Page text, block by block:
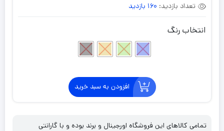
تعداد بازدید: 160 بازدید
انتخاب رنگ
افزودن به سبد خرید
تمامی کالاهای این فروشگاه اورجینال و برند بوده و با گارانتی